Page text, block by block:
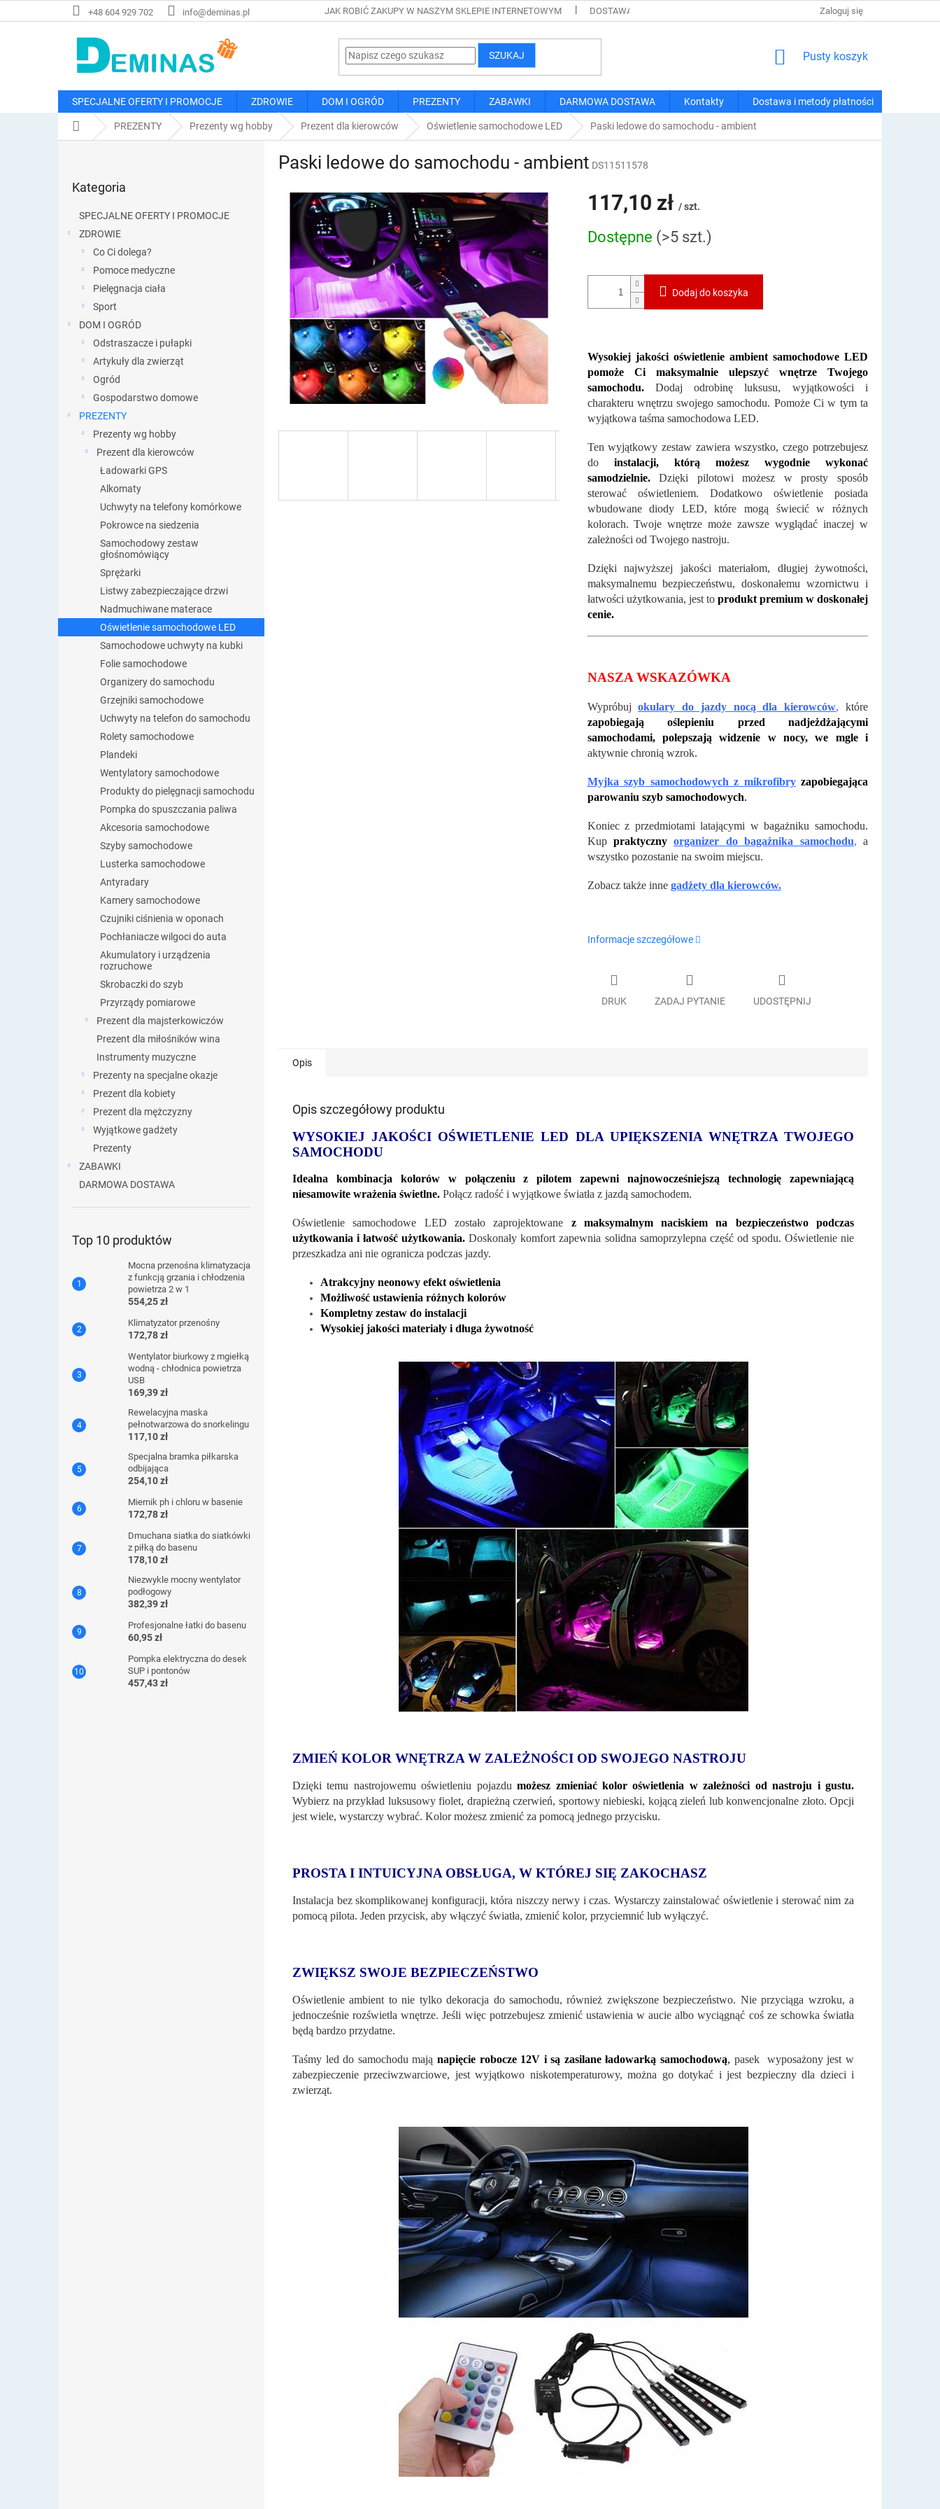
do
+48 604 929 702 info@deminas.pl JAK ROBIĆ ZAKUPY W NASZYM SKLEPIE INTERNETOWYM DOSTAWA I METODY PŁATNOŚCI REGULAMIN ZAKUPÓW
Zaloguj się
SZUKAJ KOSZYK
Pusty koszyk
SPECJALNE OFERTY I PROMOCJE ZDROWIE DOM I OGRÓD PREZENTY ZABAWKI DARMOWA DOSTAWA Kontakty Dostawa i metody płatności
Home PREZENTY Prezenty wg hobby Prezent dla kierowców Oświetlenie samochodowe LED Paski ledowe do samochodu - ambient
kategorie
Kategoria
SPECJALNE OFERTY I PROMOCJE
ZDROWIE
Co Ci dolega?
Pomoce medyczne
Pielęgnacja ciała
Sport
DOM I OGRÓD
Odstraszacze i pułapki
Artykuły dla zwierząt
Ogród
Gospodarstwo domowe
PREZENTY
Prezenty wg hobby
Prezent dla kierowców
Ładowarki GPS
Alkomaty
Uchwyty na telefony komórkowe
Pokrowce na siedzenia
Samochodowy zestaw
głośnomówiący
Sprężarki
Listwy zabezpieczające drzwi
Nadmuchiwane materace
Oświetlenie samochodowe LED
Samochodowe uchwyty na kubki
Folie samochodowe
Organizery do samochodu
Grzejniki samochodowe
Uchwyty na telefon do samochodu
Rolety samochodowe
Plandeki
Wentylatory samochodowe
Produkty do pielęgnacji samochodu
Pompka do spuszczania paliwa
Akcesoria samochodowe
Szyby samochodowe
Lusterka samochodowe
Antyradary
Kamery samochodowe
Czujniki ciśnienia w oponach
Pochłaniacze wilgoci do auta
Akumulatory i urządzenia
rozruchowe
Skrobaczki do szyb
Przyrządy pomiarowe
Prezent dla majsterkowiczów
Prezent dla miłośników wina
Instrumenty muzyczne
Prezenty na specjalne okazje
Prezent dla kobiety
Prezent dla mężczyzny
Wyjątkowe gadżety
Prezenty
ZABAWKI
DARMOWA DOSTAWA
Top 10 produktów
Mocna przenośna klimatyzacja
z funkcją grzania i chłodzenia
powietrza 2 w 1
554,25 zł
Klimatyzator przenośny
172,78 zł
Wentylator biurkowy z mgiełką
wodną - chłodnica powietrza
USB
169,39 zł
Rewelacyjna maska ​​
pełnotwarzowa do snorkelingu
117,10 zł
Specjalna bramka piłkarska
odbijająca
254,10 zł
Miernik ph i chloru w basenie
172,78 zł
Dmuchana siatka do siatkówki
z piłką do basenu
178,10 zł
Niezwykle mocny wentylator
podłogowy
382,39 zł
Profesjonalne łatki do basenu
60,95 zł
Pompka elektryczna do desek
SUP i pontonów
457,43 zł
Paski ledowe do samochodu - ambient DS11511578
117,10 zł / szt.
jednostkowa:
Dostępne (>5 szt.)
Dodaj do koszyka
Wysokiej jakości oświetlenie ambient samochodowe LED
pomoże Ci maksymalnie ulepszyć wnętrze Twojego
samochodu.
Dodaj odrobinę luksusu, wyjątkowości i
charakteru wnętrzu swojego samochodu. Pomoże Ci w tym ta
wyjątkowa taśma samochodowa LED.
Ten wyjątkowy zestaw zawiera wszystko, czego potrzebujesz
do instalacji, którą możesz wygodnie wykonać
samodzielnie.Dzięki pilotowi możesz w prosty sposób
sterować oświetleniem. Dodatkowo oświetlenie posiada
wbudowane diody LED, które mogą świecić w różnych
kolorach. Twoje wnętrze może zawsze wyglądać inaczej w
zależności od Twojego nastroju.
Dzięki najwyższej jakości materiałom, długiej żywotności,
maksymalnemu bezpieczeństwu, doskonałemu wzornictwu i
łatwości użytkowania, jest to produkt premium w doskonałej
cenie.
NASZA WSKAZÓWKA
Wypróbujokulary do jazdy nocą dla kierowców, które
zapobiegają oślepieniu przed nadjeżdżającymi
samochodami, polepszają widzenie w nocy, we mgle i
aktywnie chronią wzrok.
Myjka szyb samochodowych z mikrofibry zapobiegająca
parowaniu szyb samochodowych.
Koniec z przedmiotami latającymi w bagażniku samochodu.
Kup praktyczny organizer do bagażnika samochodu, a
wszystko pozostanie na swoim miejscu.
Zobacz także inne gadżety dla kierowców.
Informacje szczegółowe
DRUK ZADAJ PYTANIE UDOSTĘPNIJ
Opis
Opis szczegółowy produktu
WYSOKIEJ JAKOŚCI OŚWIETLENIE LED DLA UPIĘKSZENIA WNĘTRZA TWOJEGO
SAMOCHODU
Idealna kombinacja kolorów w połączeniu z pilotem zapewni najnowocześniejszą technologię zapewniającą
niesamowite wrażenia świetlne. Połącz radość i wyjątkowe światła z jazdą samochodem.
Oświetlenie samochodowe LED zostało zaprojektowane z maksymalnym naciskiem na bezpieczeństwo podczas
użytkowania i łatwość użytkowania. Doskonały komfort zapewnia solidna samoprzylepna część od spodu. Oświetlenie nie
przeszkadza ani nie ogranicza podczas jazdy.
Atrakcyjny neonowy efekt oświetlenia
Możliwość ustawienia różnych kolorów
Kompletny zestaw do instalacji
Wysokiej jakości materiały i długa żywotność
ZMIEŃ KOLOR WNĘTRZA W ZALEŻNOŚCI OD SWOJEGO NASTROJU
Dzięki temu nastrojowemu oświetleniu pojazdumożesz zmieniać kolor oświetlenia w zależności od nastroju i gustu.
Wybierz na przykład luksusowy fiolet, drapieżną czerwień, sportowy niebieski, kojącą zieleń lub konwencjonalne złoto. Opcji
jest wiele, wystarczy wybrać. Kolor możesz zmienić za pomocą jednego przycisku.
PROSTA I INTUICYJNA OBSŁUGA, W KTÓREJ SIĘ ZAKOCHASZ
Instalacja bez skomplikowanej konfiguracji, która niszczy nerwy i czas. Wystarczy zainstalować oświetlenie i sterować nim za
pomocą pilota. Jeden przycisk, aby włączyć światła, zmienić kolor, przyciemnić lub wyłączyć.
ZWIĘKSZ SWOJE BEZPIECZEŃSTWO
Oświetlenie ambient to nie tylko dekoracja do samochodu, również zwiększone bezpieczeństwo. Nie przyciąga wzroku, a
jednocześnie rozświetla wnętrze. Jeśli więc potrzebujesz zmienić ustawienia w aucie albo wyciągnąć coś ze schowka światła
będą bardzo przydatne.
Taśmy led do samochodu mają napięcie robocze 12V i są zasilane ładowarką samochodową, pasek wyposażony jest w
zabezpieczenie przeciwzwarciowe, jest wyjątkowo niskotemperaturowy, można go dotykać i jest bezpieczny dla dzieci i
zwierząt.